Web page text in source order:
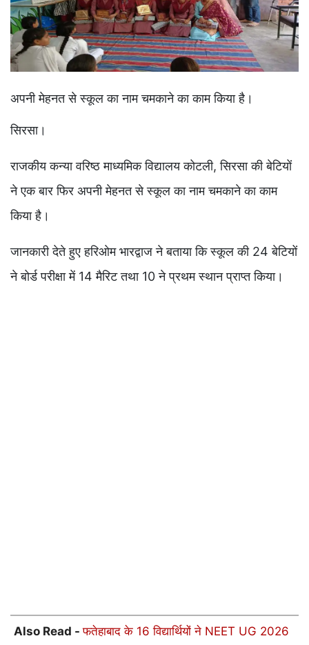
अपनी मेहनत से स्कूल का नाम चमकाने का काम किया है।
सिरसा।
राजकीय कन्या वरिष्ठ माध्यमिक विद्यालय कोटली, सिरसा की बेटियों
ने एक बार फिर अपनी मेहनत से स्कूल का नाम चमकाने का काम
किया है।
जानकारी देते हुए हरिओम भारद्वाज ने बताया कि स्कूल की 24 बेटियों
ने बोर्ड परीक्षा में 14 मैरिट तथा 10 ने प्रथम स्थान प्राप्त किया।
Also Read -फतेहाबाद के 16 विद्यार्थियों ने NEET UG 2026